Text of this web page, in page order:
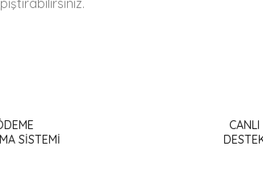
SİSTEMİ
CANLI